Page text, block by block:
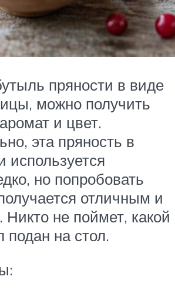
пряности в виде
можно получить
и цвет.
эта пряность в
используется
но попробовать
отличным и
не поймет, какой
подан на стол.